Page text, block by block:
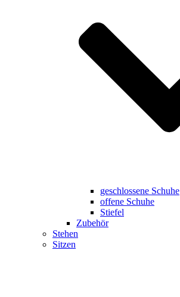
geschlossene Schuhe
offene Schuhe
Stiefel
Zubehör
Stehen
Sitzen